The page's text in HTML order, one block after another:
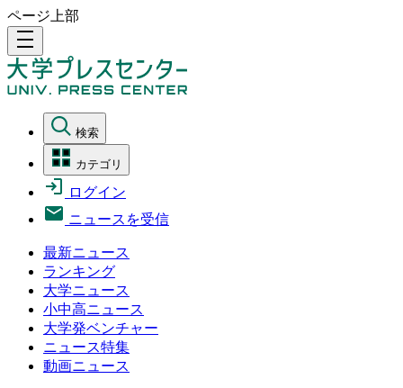
ページ上部
density_medium
検索
カテゴリ
ログイン
ニュースを受信
最新ニュース
ランキング
大学ニュース
小中高ニュース
大学発ベンチャー
ニュース特集
動画ニュース